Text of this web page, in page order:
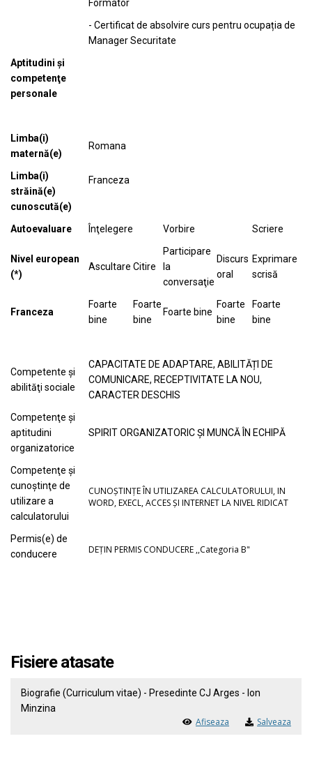
Formator
- Certificat de absolvire curs pentru ocupația de
Manager Securitate
Aptitudini şi
competenţe
personale
Limba(i)
maternă(e)
Romana
Limba(i)
străină(e)
cunoscută(e)
Franceza
Autoevaluare Înţelegere Vorbire Scriere
Nivel european
(*)
Ascultare Citire
Participare
la
conversaţie
Discurs
oral
Exprimare
scrisă
Franceza
Foarte
bine
Foarte
bine
Foarte bine
Foarte
bine
Foarte
bine
Competente şi
abilităţi sociale
CAPACITATE DE ADAPTARE, ABILITĂȚI DE
COMUNICARE, RECEPTIVITATE LA NOU,
CARACTER DESCHIS
Competenţe şi
aptitudini
organizatorice
SPIRIT ORGANIZATORIC ȘI MUNCĂ ÎN ECHIPĂ
Competenţe şi
cunoştinţe de
utilizare a
calculatorului
CUNOȘTINȚE ÎN UTILIZAREA CALCULATORULUI, IN
WORD, EXECL, ACCES ȘI INTERNET LA NIVEL RIDICAT
Permis(e) de
conducere
DEȚIN PERMIS CONDUCERE ,,Categoria B"
Fisiere atasate
Biografie (Curriculum vitae) - Presedinte CJ Arges - Ion
Minzina
Afiseaza Salveaza